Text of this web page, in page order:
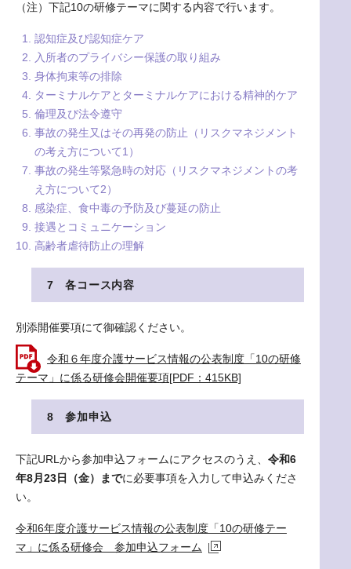
（注）下記10の研修テーマに関する内容で行います。
認知症及び認知症ケア
入所者のプライバシー保護の取り組み
身体拘束等の排除
ターミナルケアとターミナルケアにおける精神的ケア
倫理及び法令遵守
事故の発生又はその再発の防止（リスクマネジメント
の考え方について1）
事故の発生等緊急時の対応（リスクマネジメントの考
え方について2）
感染症、食中毒の予防及び蔓延の防止
接遇とコミュニケーション
高齢者虐待防止の理解
7 各コース内容
別添開催要項にて御確認ください。
令和６年度介護サービス情報の公表制度「10の研修
テーマ」に係る研修会開催要項[PDF：415KB]
8 参加申込
下記URLから参加申込フォームにアクセスのうえ、 令和6
年8月23日（金）までに必要事項を入力して申込みくださ
い。
令和6年度介護サービス情報の公表制度「10の研修テー
マ」に係る研修会 参加申込フォーム